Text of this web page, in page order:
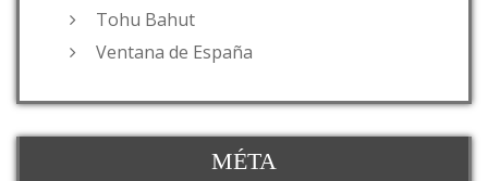
Tohu Bahut
Ventana de España
MÉTA